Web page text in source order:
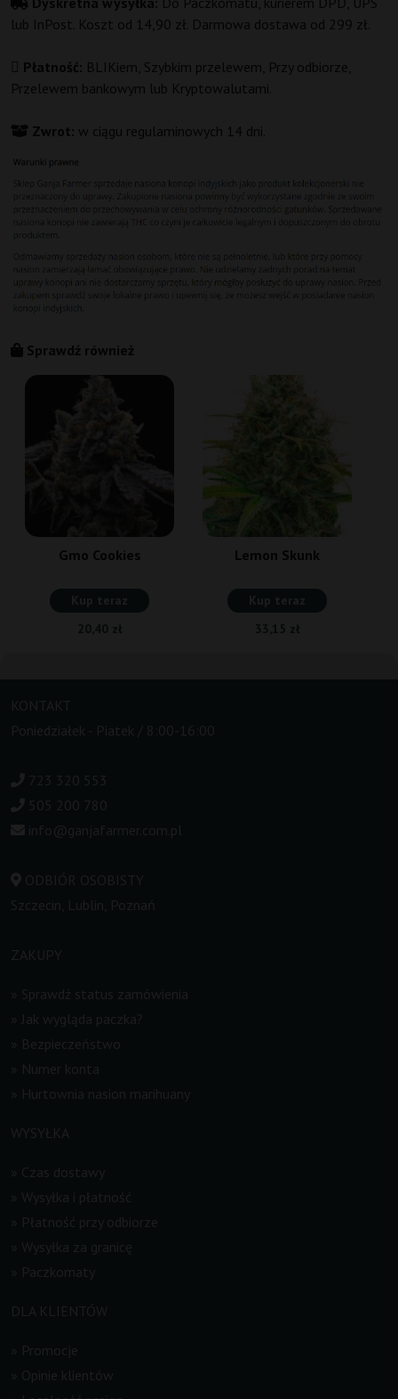
lub InPost. Koszt od 14,90 zł. Darmowa dostawa od 299 zł.
Płatność: BLIKiem, Szybkim przelewem, Przy odbiorze,
Przelewem bankowym lub Kryptowalutami.
Zwrot: w ciągu regulaminowych 14 dni.
Sprawdź również
Gmo Cookies
Kup teraz
20,40 zł
Lemon Skunk
Kup teraz
33,15 zł
KONTAKT
Poniedziałek - Piatek / 8:00-16:00
723 320 553
505 200 780
info@ganjafarmer.com.pl
ODBIÓR OSOBISTY
Szczecin, Lublin, Poznań
ZAKUPY
Sprawdź status zamówienia
Jak wygląda paczka?
Bezpieczeństwo
Numer konta
Hurtownia nasion marihuany
WYSYŁKA
Czas dostawy
Wysyłka i płatność
Płatność przy odbiorze
Wysyłka za granicę
Paczkomaty
DLA KLIENTÓW
Promocje
Opinie klientów